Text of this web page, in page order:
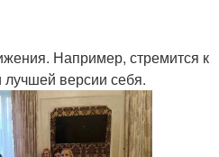
Например, стремится к
версии себя.